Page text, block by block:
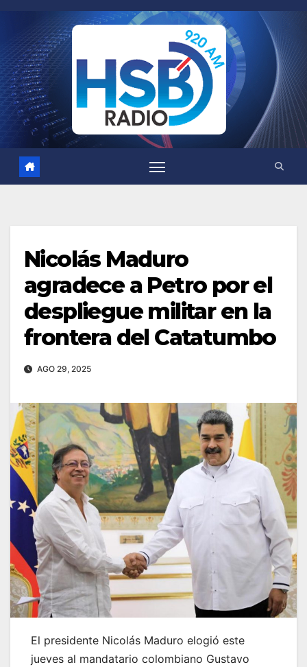
Nicolás Maduro
agradece a Petro por el
despliegue militar en la
frontera del Catatumbo
AGO 29, 2025
El presidente Nicolás Maduro elogió este
jueves al mandatario colombiano Gustavo